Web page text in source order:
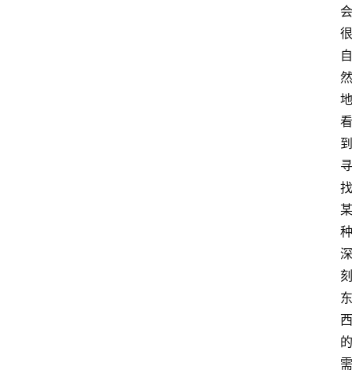
会
很
自
然
地
看
到
寻
找
某
种
深
刻
东
西
的
需